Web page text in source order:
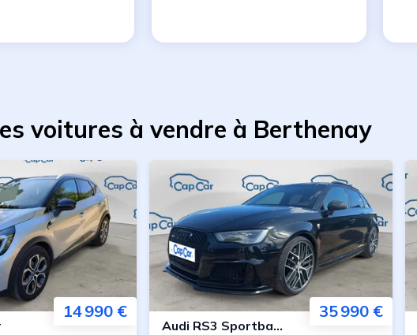
voitures à vendre à Berthenay
14 990 € 35 990 €
Audi RS3 Sportback